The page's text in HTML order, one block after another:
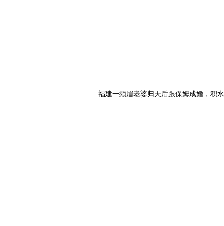
福建一须眉老婆归天后跟保姆成婚，积